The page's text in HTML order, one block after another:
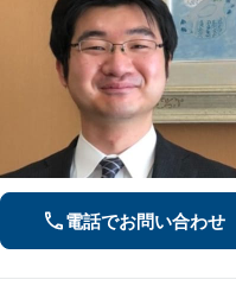
電話でお問い合わせ